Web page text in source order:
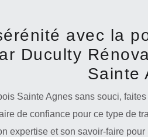
avec la
Duculty
Sainte
Sainte Agnes sans souci,
de confiance pour ce type de
expertise et son savoir-faire pour